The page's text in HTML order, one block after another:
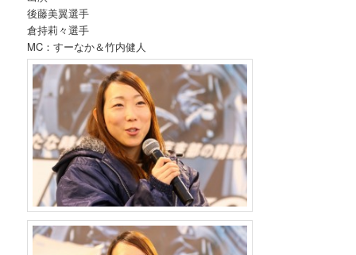
後藤美翼選手
倉持莉々選手
MC：すーなか＆竹内健人